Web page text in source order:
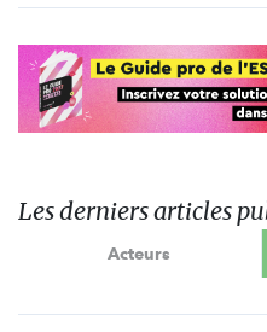
Les derniers articles
Acteurs